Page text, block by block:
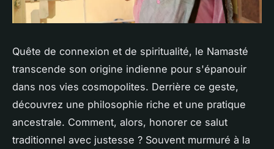
Quête de connexion et de spiritualité, le Namasté
transcende son origine indienne pour s'épanouir
dans nos vies cosmopolites. Derrière ce geste,
découvrez une philosophie riche et une pratique
ancestrale. Comment, alors, honorer ce salut
traditionnel avec justesse ? Souvent murmuré à la